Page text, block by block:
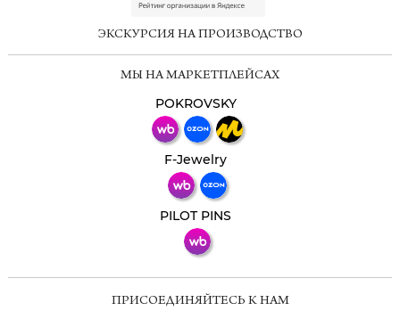
ЭКСКУРСИЯ НА ПРОИЗВОДСТВО
МЫ НА МАРКЕТПЛЕЙСАХ
POKROVSKY
F-Jewelry
PILOT PINS
ПРИСОЕДИНЯЙТЕСЬ К НАМ